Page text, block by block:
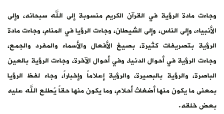
وجاءت مادة الرؤية في القرآن الكريم منسوبة إلى الله سبحانه، وإلى
الأنبياء، وإلى الناس، وإلى الشيطان، وجاءت الرؤيا في المنام، وجاءت مادة
الرؤية بتصريفات كثيرة، بصيغ الأفعال والأسماء والمفرد والجمع،
وجاءت الرؤية في أحوال الدنيا، وفي أحوال الآخرة، وجاءت الرؤية بالعين
الباصرة، والرؤية بالبصيرة، والرؤية إعلاماً وإخباراً، وجاء لفظ الرؤيا
بمعنى ما يكون منها أضغاث أحلام، وما يكون منها حقاً يُطلع الله عليه
بعض خلقه.